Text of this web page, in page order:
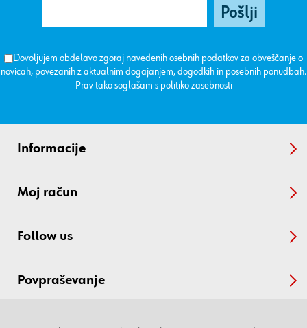
Dovoljujem obdelavo zgoraj navedenih osebnih podatkov za obveščanje o
novicah, povezanih z aktualnim dogajanjem, dogodkih in posebnih ponudbah.
Prav tako soglašam s politiko zasebnosti
Informacije
Moj račun
Follow us
Povpraševanje